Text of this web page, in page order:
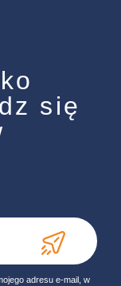
się
adresu e-mail, w